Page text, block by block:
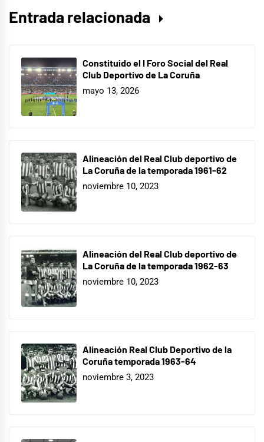
Entrada relacionada
Constituido el I Foro Social del Real
Club Deportivo de La Coruña
mayo 13, 2026
Alineación del Real Club deportivo de
La Coruña de la temporada 1961-62
noviembre 10, 2023
Alineación del Real Club deportivo de
La Coruña de la temporada 1962-63
noviembre 10, 2023
Alineación Real Club Deportivo de la
Coruña temporada 1963-64
noviembre 3, 2023